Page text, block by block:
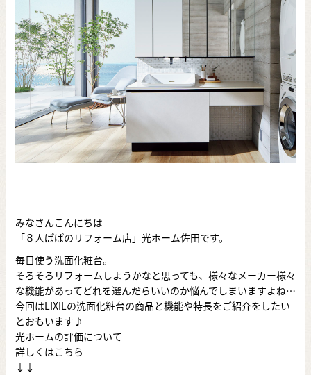
みなさんこんにちは
「８人ぱぱのリフォーム店」光ホーム佐田です。
毎日使う洗面化粧台。
そろそろリフォームしようかなと思っても、様々なメーカー様々
な機能があってどれを選んだらいいのか悩んでしまいますよね…
今回はLIXILの洗面化粧台の商品と機能や特長をご紹介をしたい
とおもいます♪
光ホームの評価について
詳しくはこちら
↓↓